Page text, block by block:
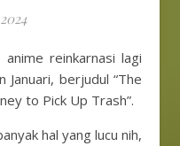
Januari, berjudul “The
to Pick Up Trash”.
hal yang lucu nih,